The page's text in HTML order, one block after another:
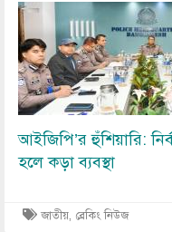
Image
আইজিপি’র হুঁশিয়ারি:
হলে কড়া ব্যবস্থা
জাতীয়, ব্রেকিং নিউজ